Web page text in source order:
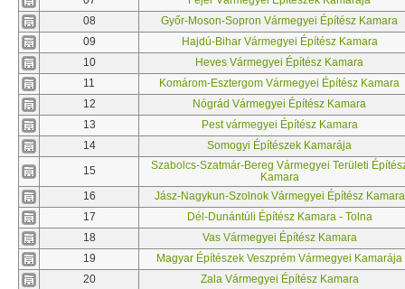
08
Győr-Moson-Sopron Vármegyei Építész Kamara
09
Hajdú-Bihar Vármegyei Építész Kamara
10
Heves Vármegyei Építész Kamara
11
Komárom-Esztergom Vármegyei Építész Kamara
12
Nógrád Vármegyei Építész Kamara
13
Pest vármegyei Építész Kamara
14
Somogyi Építészek Kamarája
15
Szabolcs-Szatmár-Bereg Vármegyei Területi
Kamara
16
Jász-Nagykun-Szolnok Vármegyei Építész Kamara
17
Dél-Dunántúli Építész Kamara - Tolna
18
Vas Vármegyei Építész Kamara
19
Magyar Építészek Veszprém Vármegyei Kamarája
20
Zala Vármegyei Építész Kamara